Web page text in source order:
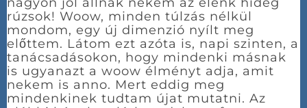
rúzsok! Woow, minden túlzás nélkül
mondom, egy új dimenzió nyílt meg
előttem. Látom ezt azóta is, napi szinten, a
tanácsadásokon, hogy mindenki másnak
is ugyanazt a woow élményt adja, amit
nekem is anno. Mert eddig meg
mindenkinek tudtam újat mutatni. Az